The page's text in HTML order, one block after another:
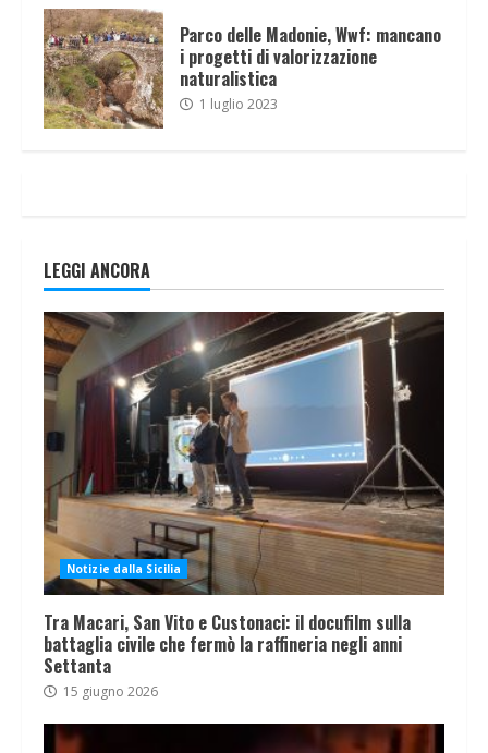
Parco delle Madonie, Wwf: mancano
i progetti di valorizzazione
naturalistica
1 luglio 2023
LEGGI ANCORA
Notizie dalla Sicilia
Tra Macari, San Vito e Custonaci: il docufilm sulla
battaglia civile che fermò la raffineria negli anni
Settanta
15 giugno 2026